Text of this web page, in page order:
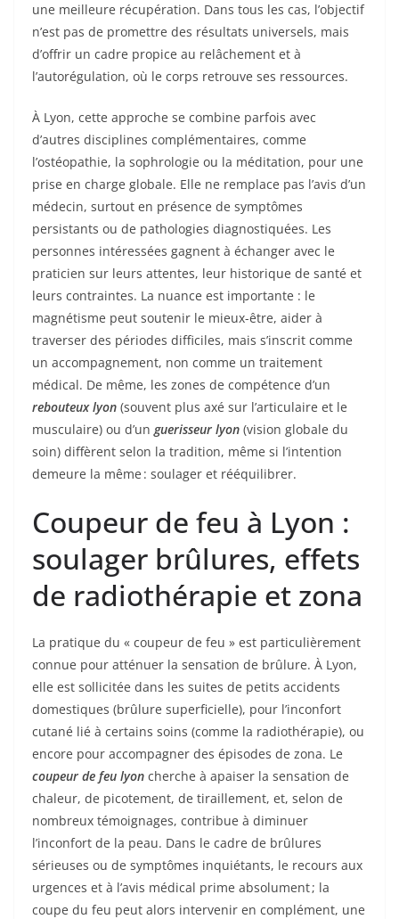
une meilleure récupération. Dans tous les cas, l’objectif
n’est pas de promettre des résultats universels, mais
d’offrir un cadre propice au relâchement et à
l’autorégulation, où le corps retrouve ses ressources.
À Lyon, cette approche se combine parfois avec
d’autres disciplines complémentaires, comme
l’ostéopathie, la sophrologie ou la méditation, pour une
prise en charge globale. Elle ne remplace pas l’avis d’un
médecin, surtout en présence de symptômes
persistants ou de pathologies diagnostiquées. Les
personnes intéressées gagnent à échanger avec le
praticien sur leurs attentes, leur historique de santé et
leurs contraintes. La nuance est importante : le
magnétisme peut soutenir le mieux-être, aider à
traverser des périodes difficiles, mais s’inscrit comme
un accompagnement, non comme un traitement
médical. De même, les zones de compétence d’un
rebouteux lyon (souvent plus axé sur l’articulaire et le
musculaire) ou d’un guerisseur lyon (vision globale du
soin) diffèrent selon la tradition, même si l’intention
demeure la même : soulager et rééquilibrer.
Coupeur de feu à Lyon :
soulager brûlures, effets
de radiothérapie et zona
La pratique du « coupeur de feu » est particulièrement
connue pour atténuer la sensation de brûlure. À Lyon,
elle est sollicitée dans les suites de petits accidents
domestiques (brûlure superficielle), pour l’inconfort
cutané lié à certains soins (comme la radiothérapie), ou
encore pour accompagner des épisodes de zona. Le
coupeur de feu lyon cherche à apaiser la sensation de
chaleur, de picotement, de tiraillement, et, selon de
nombreux témoignages, contribue à diminuer
l’inconfort de la peau. Dans le cadre de brûlures
sérieuses ou de symptômes inquiétants, le recours aux
urgences et à l’avis médical prime absolument ; la
coupe du feu peut alors intervenir en complément, une